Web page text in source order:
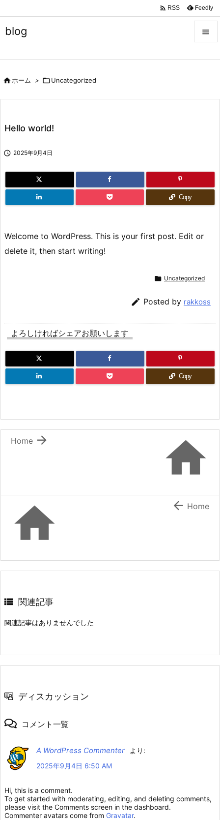
blog 

 RSS Feedly
ホーム > Uncategorized
Hello world!
 2025年9月4日
Copy
Welcome to WordPress. This is your first post. Edit or
delete it, then start writing!
 Uncategorized
 Posted by rakkoss
よろしければシェアお願いします
Copy


Home
  Home
 関連記事
関連記事はありませんでした
ディスカッション
コメント一覧
A WordPress Commenter
より:
2025年9月4日 6:50 AM
Hi, this is a comment.
To get started with moderating, editing, and deleting comments,
please visit the Comments screen in the dashboard.
Commenter avatars come from Gravatar.